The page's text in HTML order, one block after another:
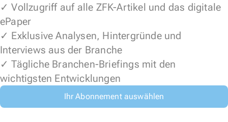
✓ Vollzugriff auf alle ZFK-Artikel und das digitale
ePaper
✓ Exklusive Analysen, Hintergründe und
Interviews aus der Branche
✓ Tägliche Branchen-Briefings mit den
wichtigsten Entwicklungen
Ihr Abonnement auswählen